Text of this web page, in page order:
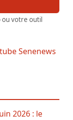
ou votre outil
2026 : le